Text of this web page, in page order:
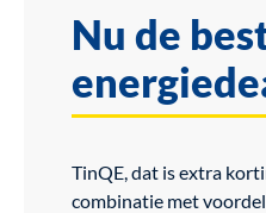
Nu de
TinQE, dat is extra
combinatie met